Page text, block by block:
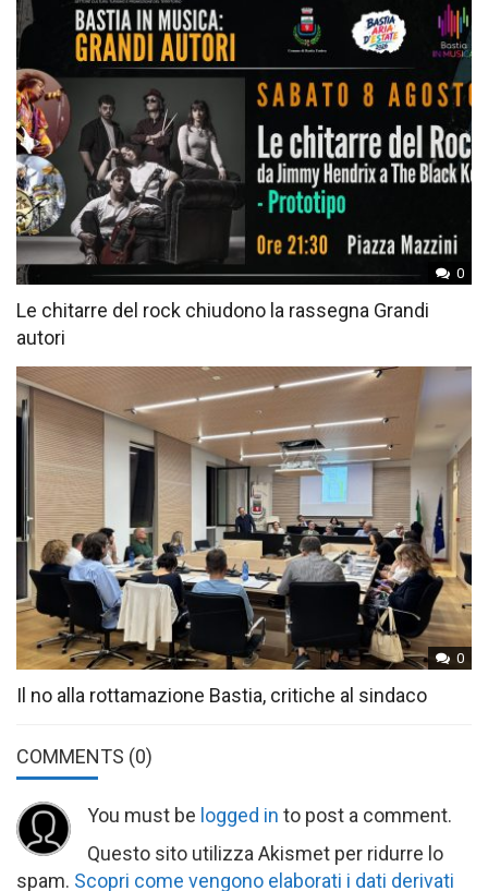
0
Le chitarre del rock chiudono la rassegna Grandi
autori
0
Il no alla rottamazione Bastia, critiche al sindaco
COMMENTS (0)
You must be logged in to post a comment.
Questo sito utilizza Akismet per ridurre lo
spam. Scopri come vengono elaborati i dati derivati